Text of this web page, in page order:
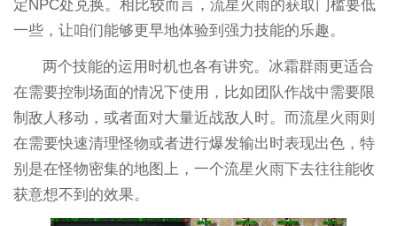
定NPC处兑换。相比较而言，流星火雨的获取门槛要低
一些，让咱们能够更早地体验到强力技能的乐趣。
两个技能的运用时机也各有讲究。冰霜群雨更适合
在需要控制场面的情况下使用，比如团队作战中需要限
制敌人移动，或者面对大量近战敌人时。而流星火雨则
在需要快速清理怪物或者进行爆发输出时表现出色，特
别是在怪物密集的地图上，一个流星火雨下去往往能收
获意想不到的效果。